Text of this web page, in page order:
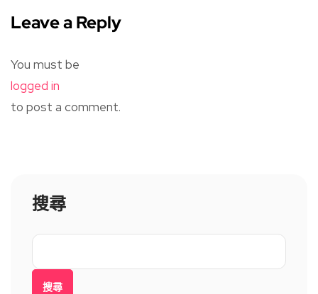
Leave a Reply
You must be
logged in
to post a comment.
搜尋
搜尋